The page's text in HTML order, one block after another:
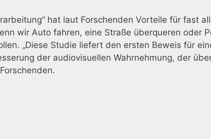
hat laut Forschenden Vorteile für fast
wir Auto fahren, eine Straße überqueren oder
„Diese Studie liefert den ersten Beweis für
der audiovisuellen Wahrnehmung, der